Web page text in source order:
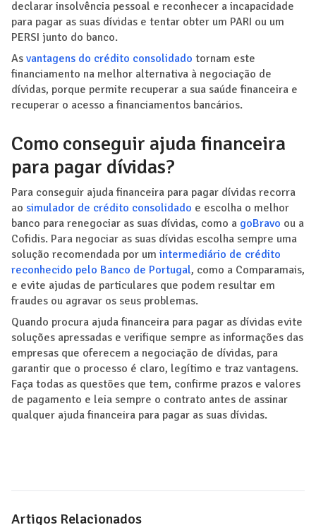
declarar insolvência pessoal e reconhecer a incapacidade
para pagar as suas dívidas e tentar obter um PARI ou um
PERSI junto do banco.
As vantagens do crédito consolidado tornam este
financiamento na melhor alternativa à negociação de
dívidas, porque permite recuperar a sua saúde financeira e
recuperar o acesso a financiamentos bancários.
Como conseguir ajuda financeira
para pagar dívidas?
Para conseguir ajuda financeira para pagar dívidas recorra
ao simulador de crédito consolidado e escolha o melhor
banco para renegociar as suas dívidas, como a goBravo ou a
Cofidis. Para negociar as suas dívidas escolha sempre uma
solução recomendada por um intermediário de crédito
reconhecido pelo Banco de Portugal, como a Comparamais,
e evite ajudas de particulares que podem resultar em
fraudes ou agravar os seus problemas.
Quando procura ajuda financeira para pagar as dívidas evite
soluções apressadas e verifique sempre as informações das
empresas que oferecem a negociação de dívidas, para
garantir que o processo é claro, legítimo e traz vantagens.
Faça todas as questões que tem, confirme prazos e valores
de pagamento e leia sempre o contrato antes de assinar
qualquer ajuda financeira para pagar as suas dívidas.
Artigos Relacionados